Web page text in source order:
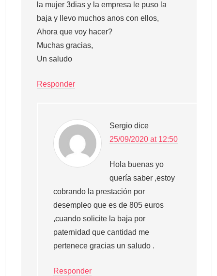
la mujer 3dias y la empresa le puso la
baja y llevo muchos anos con ellos,
Ahora que voy hacer?
Muchas gracias,
Un saludo
Responder
Sergio dice
25/09/2020 at 12:50
Hola buenas yo
quería saber ,estoy
cobrando la prestación por
desempleo que es de 805 euros
,cuando solicite la baja por
paternidad que cantidad me
pertenece gracias un saludo .
Responder